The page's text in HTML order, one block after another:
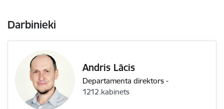
Darbinieki
Andris Lācis
Departamenta direktors -
1212.kabinets